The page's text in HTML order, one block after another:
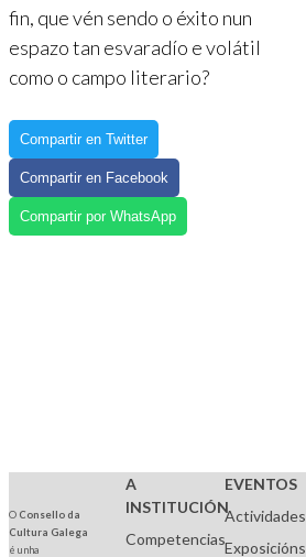
fin, que vén sendo o éxito nun
espazo tan esvaradío e volátil
como o campo literario?
Compartir en Twitter
Compartir en Facebook
Compartir por WhatsApp
O Consello da
Cultura Galega
é unha
A
INSTITUCIÓN
Competencias
EVENTOS
Actividades
Exposicións